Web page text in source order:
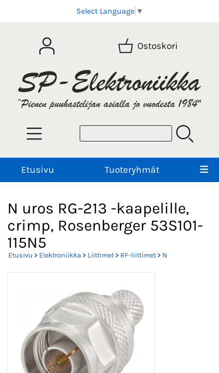
Select Language ▼
Ostoskori
Etusivu Tuoteryhmät
N uros RG-213 -kaapelille,
crimp, Rosenberger 53S101-
115N5
Etusivu > Elektroniikka > Liittimet> RF-liittimet> N